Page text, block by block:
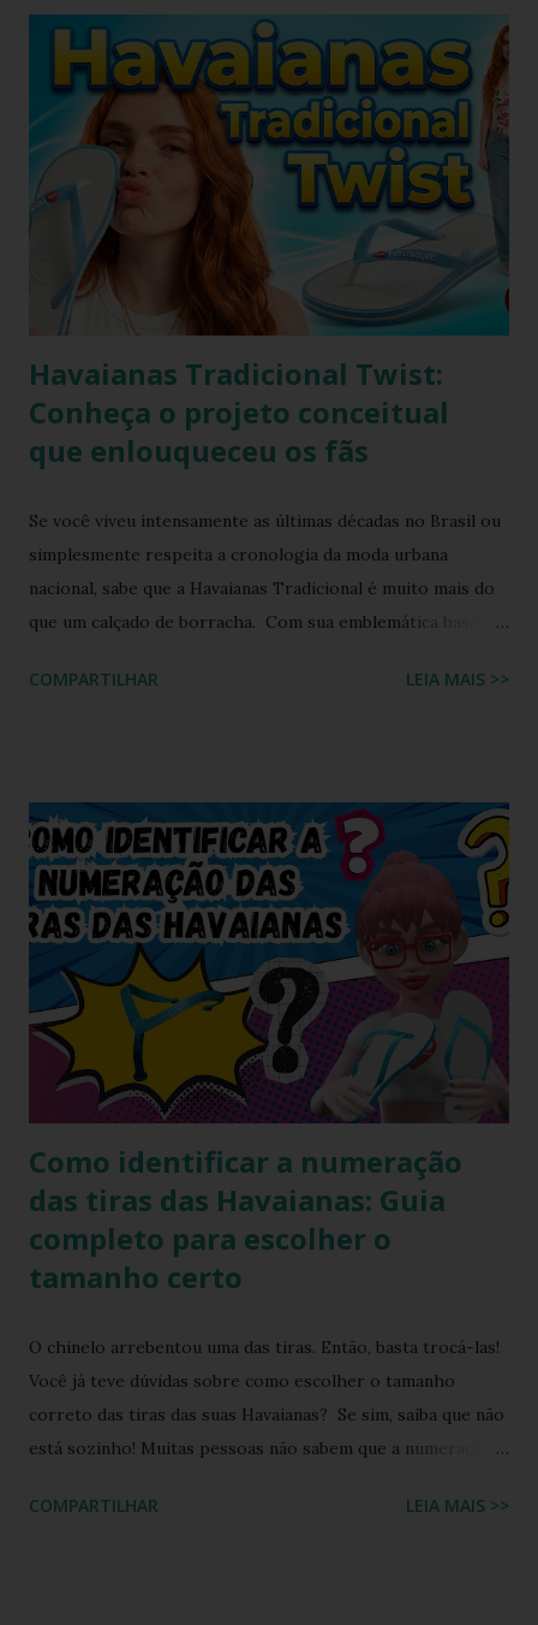
será molhado e exposto ao sol, sendo assim o chinelo pode
encolher de 1 a 2 cm. A comprovação é simples, se você
utilizar o chinelo adquirido no ano passado você verá que
ele está mais justo ao seu pé e se comprar um novo e
medir com o antigo a diferença irá aparecer também,
portanto não se assustem, chinelo de borracha encolhe
sim! * Fonte:
https://www.facebook.com/stillozcuritiba/posts/5438109
29037645 Logo temos que ter o cuidado de comprar os
chi...
Havaianas Tradicional Twist:
Conheça o projeto conceitual
que enlouqueceu os fãs
Se você viveu intensamente as últimas décadas no Brasil ou
simplesmente respeita a cronologia da moda urbana
nacional, sabe que a Havaianas Tradicional é muito mais do
que um calçado de borracha. Com sua emblemática base
consolidou como o maior ícone cultural das nossas praias,
de calçados? A resposta está em um manifesto de
criatividade digital que está balançando as comunidades de
entusiastas: a Havaianas Tradicional Twist . Inspirada no
recente movimento do mercado de sandálias que viu o
surgimento de modelos com tiras estilizadas e
tridimensionais, este projeto conceitual chega para
resgatar a nostalgia e redefinir as expectativas visuais em
2026. A proposta equilibra perfeitamente o formato
clássico que deu início ao império da marca com uma ...
COMPARTILHAR LEIA MAIS >>
Como identificar a numeração
das tiras das Havaianas: Guia
completo para escolher o
tamanho certo
O chinelo arrebentou uma das tiras. Então, basta trocá-las!
Você já teve dúvidas sobre como escolher o tamanho
correto das tiras das suas Havaianas? Se sim, saiba que não
está sozinho! Muitas pessoas não sabem que a numeração
importantes para garantir o ajuste perfeito. Neste post,
COMPARTILHAR LEIA MAIS >>